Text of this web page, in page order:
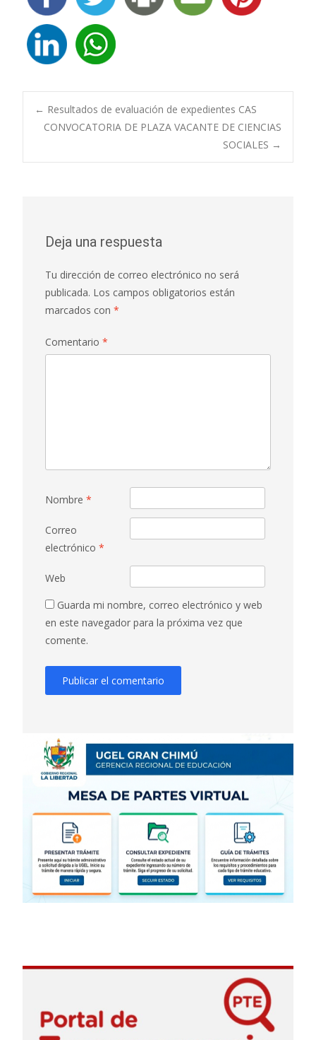
Navegación
de
← Resultados de evaluación de expedientes CAS
CONVOCATORIA DE PLAZA VACANTE DE CIENCIAS
SOCIALES →
Deja una respuesta
Tu dirección de correo electrónico no será
publicada. Los campos obligatorios están
marcados con *
Comentario *
Nombre *
Correo
electrónico *
Web
Guarda mi nombre, correo electrónico y web
en este navegador para la próxima vez que
comente.